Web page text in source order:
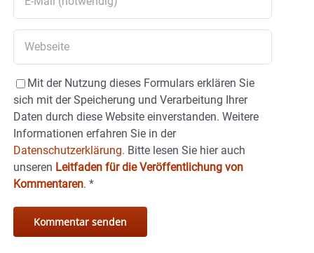
Mit der Nutzung dieses Formulars erklären Sie
sich mit der Speicherung und Verarbeitung Ihrer
Daten durch diese Website einverstanden. Weitere
Informationen erfahren Sie in der
Datenschutzerklärung. Bitte lesen Sie hier auch
unseren Leitfaden für die Veröffentlichung von
Kommentaren. *